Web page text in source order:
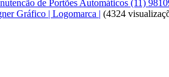
de Portões Automáticos (11)
Gráfico | Logomarca | (4324